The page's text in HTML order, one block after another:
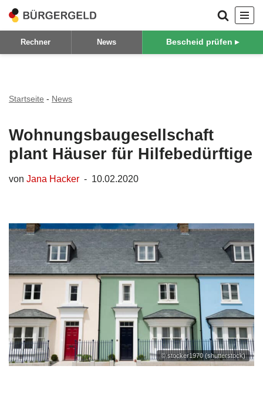
Zum
Inhalt
Rechner News Bescheid prüfen ▸
Startseite - News
Wohnungsbaugesellschaft
plant Häuser für Hilfebedürftige
von Jana Hacker 10.02.2020
© stocker1970 (shutterstock)